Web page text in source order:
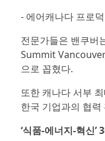
- 에어캐나다 프로
전문가들은 밴쿠버
Summit
으로 꼽혔다.
또한 캐나다 서부
한국 기업과의 협
‘식품-에너지-혁신’